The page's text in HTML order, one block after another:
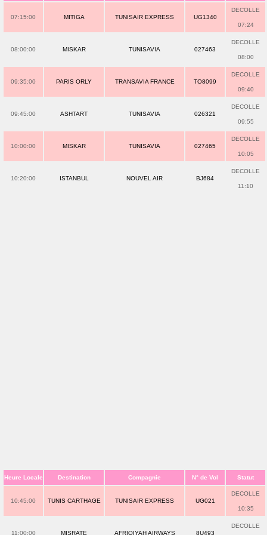
07:15:00 MITIGA TUNISAIR EXPRESS UG1340
DECOLLE
07:24
08:00:00 MISKAR TUNISAVIA 027463
DECOLLE
08:00
09:35:00 PARIS ORLY TRANSAVIA FRANCE TO8099
DECOLLE
09:40
09:45:00 ASHTART TUNISAVIA 026321
DECOLLE
09:55
10:00:00 MISKAR TUNISAVIA 027465
DECOLLE
10:05
10:20:00 ISTANBUL NOUVEL AIR BJ684
DECOLLE
11:10
Heure Locale Destination Compagnie N° de Vol Statut
10:45:00 TUNIS CARTHAGE TUNISAIR EXPRESS UG021
DECOLLE
10:35
11:00:00 MISRATE AFRIQIYAH AIRWAYS 8U493
DECOLLE